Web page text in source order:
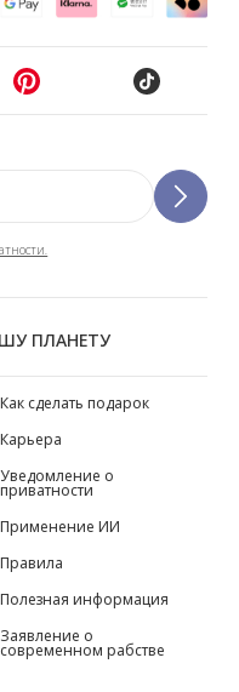
ПЛАНЕТУ
Как сделать подарок
Карьера
Уведомление о
приватности
Применение ИИ
Правила
Полезная информация
Заявление о
современном рабстве